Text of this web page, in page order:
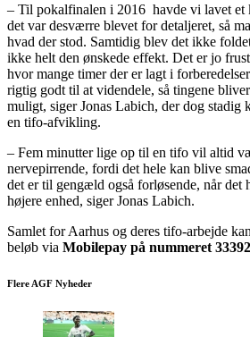
– Til pokalfinalen i 2016 havde vi lavet et
det var desværre blevet for detaljeret, så
hvad der stod. Samtidig blev det ikke
ikke helt den ønskede effekt. Det er jo
hvor mange timer der er lagt i
rigtig godt til at videndele, så tingene
muligt, siger Jonas Labich, der dog stadig
en tifo-afvikling.
– Fem minutter lige op til en tifo vil altid
nervepirrende, fordi det hele kan blive
det er til gengæld også forløsende, når det
højere enhed, siger Jonas Labich.
Samlet for Aarhus og deres tifo-arbejde
beløb via Mobilepay på nummeret
Flere AGF Nyheder